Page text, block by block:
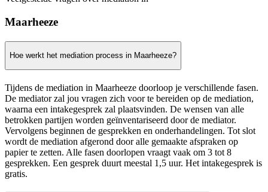
Maarheeze
Hoe werkt het mediation process in Maarheeze?
Tijdens de mediation in Maarheeze doorloop je verschillende fasen.
De mediator zal jou vragen zich voor te bereiden op de mediation,
waarna een intakegesprek zal plaatsvinden. De wensen van alle
betrokken partijen worden geïnventariseerd door de mediator.
Vervolgens beginnen de gesprekken en onderhandelingen. Tot slot
wordt de mediation afgerond door alle gemaakte afspraken op
papier te zetten. Alle fasen doorlopen vraagt vaak om 3 tot 8
gesprekken. Een gesprek duurt meestal 1,5 uur. Het intakegesprek is
gratis.